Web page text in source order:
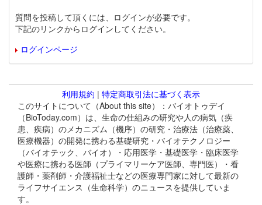
質問を投稿して頂くには、ログインが必要です。
下記のリンクからログインしてください。
ログインページ
利用規約 | 特定商取引法に基づく表示
このサイトについて（About this site）：バイオトゥデイ
（BioToday.com）は、生命の仕組みの研究や人の病気（疾
患、疾病）のメカニズム（機序）の研究・治療法（治療薬、
医療機器）の開発に携わる基礎研究・バイオテクノロジー
（バイオテック、バイオ）・応用医学・基礎医学・臨床医学
や医療に携わる医師（プライマリーケア医師、専門医）・看
護師・薬剤師・介護福祉士などの医療専門家に対して最新の
ライフサイエンス（生命科学）のニュースを提供していま
す。